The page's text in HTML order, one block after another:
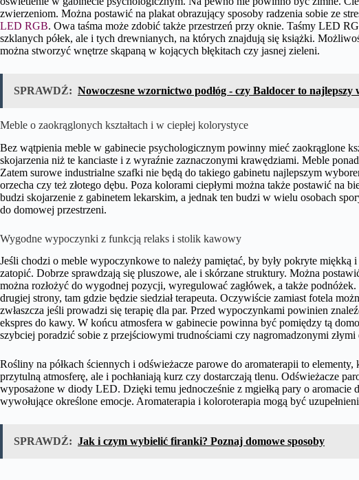
zwierzeniom. Można postawić na plakat obrazujący sposoby radzenia sobie ze
LED RGB. Owa taśma może zdobić także przestrzeń przy oknie. Taśmy LED
szklanych półek, ale i tych drewnianych, na których znajdują się książki.
można stworzyć wnętrze skąpaną w kojących błękitach czy jasnej zieleni.
SPRAWDŹ: Nowoczesne wzornictwo podłóg - czy Baldocer to najlepszy
Meble o zaokrąglonych kształtach i w ciepłej kolorystyce
Bez wątpienia meble w gabinecie psychologicznym powinny mieć zaokrąglone
skojarzenia niż te kanciaste i z wyraźnie zaznaczonymi krawędziami. Meble
Zatem surowe industrialne szafki nie będą do takiego gabinetu najlepszym
orzecha czy też złotego dębu. Poza kolorami ciepłymi można także postawić na
budzi skojarzenie z gabinetem lekarskim, a jednak ten budzi w wielu osobach
do domowej przestrzeni.
Wygodne wypoczynki z funkcją relaks i stolik kawowy
Jeśli chodzi o meble wypoczynkowe to należy pamiętać, by były pokryte miękką
zatopić. Dobrze sprawdzają się pluszowe, ale i skórzane struktury. Można
można rozłożyć do wygodnej pozycji, wyregulować zagłówek, a także
drugiej strony, tam gdzie będzie siedział terapeuta. Oczywiście zamiast fotela
zwłaszcza jeśli prowadzi się terapię dla par. Przed wypoczynkami powinien
ekspres do kawy. W końcu atmosfera w gabinecie powinna być pomiędzy tą
szybciej poradzić sobie z przejściowymi trudnościami czy nagromadzonymi złymi
Rośliny na półkach ściennych i odświeżacze parowe do aromaterapii to
przytulną atmosferę, ale i pochłaniają kurz czy dostarczają tlenu. Odświeżacze
wyposażone w diody LED. Dzięki temu jednocześnie z mgiełką pary o
wywołujące określone emocje. Aromaterapia i koloroterapia mogą być
SPRAWDŹ: Jak i czym wybielić firanki? Poznaj domowe sposoby